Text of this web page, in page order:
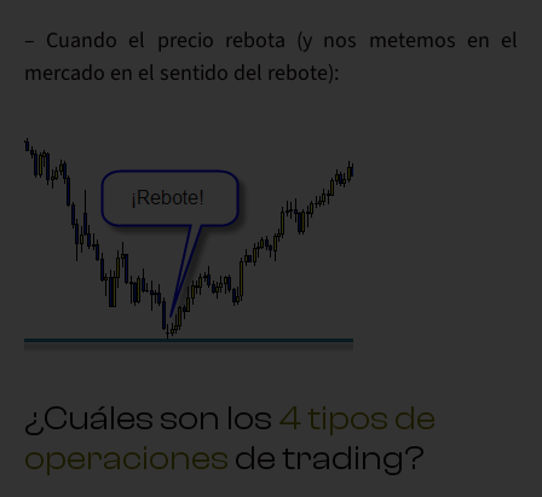
– Cuando el precio rebota (y nos metemos en el
mercado en el sentido del rebote):
¿Cuáles son los 4 tipos de
operaciones de trading?